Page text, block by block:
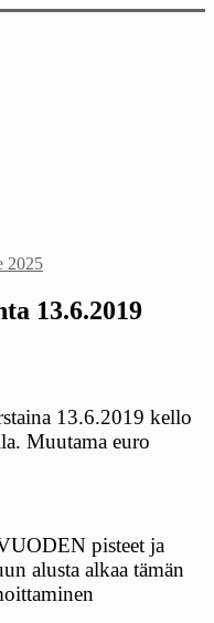
2025
13.6.2019
13.6.2019 kello
Muutama euro
pisteet ja
alusta alkaa tämän